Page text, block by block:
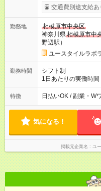
円 【試用期間】試用期間あり 試用期間の長さ：3ヶ月 雇用形
態、給与は本採用時
交通費別途支給あ
勤務地
相模原市中央区
神奈川県相模原市中
野辺駅）
ユースタイルラボ
勤務時間
シフト制
1日あたりの実働時
ト制（4時間以上）
数・時間に関しては
特徴 日払いOK / 副業・W
気になる！
掲載元企業名 ユ